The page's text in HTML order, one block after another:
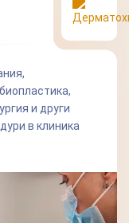
и други
в клиника